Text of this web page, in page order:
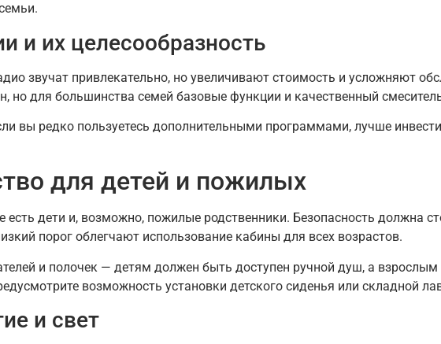
и их целесообразность
звучат привлекательно, но увеличивают стоимость и усложняют
для большинства семей базовые функции и качественный
вы редко пользуетесь дополнительными программами, лучше
для детей и пожилых
дети и, возможно, пожилые родственники. Безопасность должна
порог облегчают использование кабины для всех возрастов.
и полочек — детям должен быть доступен ручной душ, а
возможность установки детского сиденья или складной
и свет